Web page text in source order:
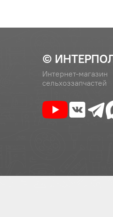
©
Интернет-магазин
сельхоззапчастей